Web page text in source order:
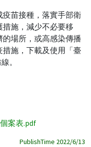
苗接種，落實手部衛
施，減少不必要移
場所，或高感染傳播
施，下載及使用「臺
。
案表.pdf
PublishTime 2022/6/13